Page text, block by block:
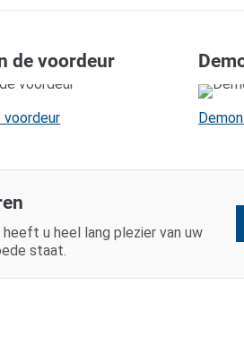
de voordeur
voordeur
u heel lang plezier van uw
staat.